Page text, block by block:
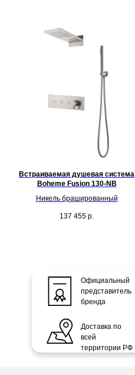
Встраиваемая душевая система
Boheme Fusion 130-NB
Никель брашированный
137 455 р.
Официальный
представитель
бренда
Доставка по
всей
территории РФ